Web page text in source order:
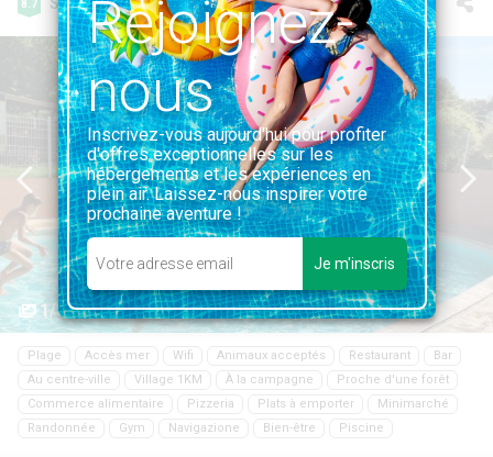
8.7 43 avis
1/30
Plage Accès mer Wifi Animaux acceptés Restaurant
Bar
Au centre-ville
Village 1KM À la campagne
Proche d'une forêt
Commerce alimentaire
Pizzeria Plats à emporter
Minimarché
Randonnée
Gym Navigazione Bien-être Piscine
Rejoignez-
nous
Inscrivez-vous aujourd'hui pour profiter
d'offres exceptionnelles sur les
hébergements et les expériences en
plein air. Laissez-nous inspirer votre
prochaine aventure !
Je m'inscris